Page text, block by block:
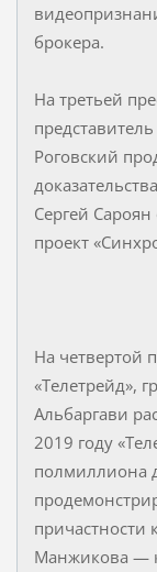
брокера.
На третьей
Роговский
Сергей
проект
На четвертой
«Телетрейд»,
Альбаргави
2019 году
полмиллиона
причастности
Манжикова —